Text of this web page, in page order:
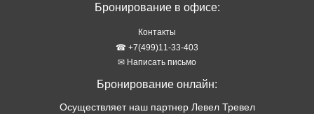
Бронирование в офисе:
Контакты
☎ +7(499)11-33-403
✉ Написать письмо
Бронирование онлайн:
Осуществляет наш партнер Левел Тревел